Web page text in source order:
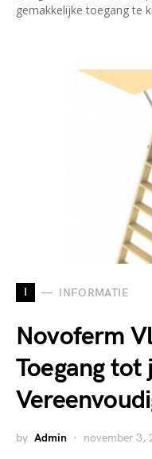
gemakkelijke toegang te
I INFORMATIE
Novoferm
Toegang tot
by Admin november 3,